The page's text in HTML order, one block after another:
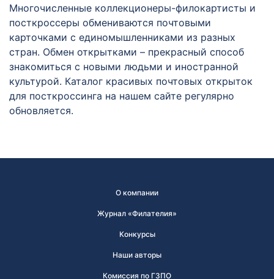
Многочисленные коллекционеры-филокартисты и
посткроссеры обмениваются почтовыми
карточками с единомышленниками из разных
стран. Обмен открытками – прекрасный способ
знакомиться с новыми людьми и иностранной
культурой. Каталог красивых почтовых открыток
для посткроссинга на нашем сайте регулярно
обновляется.
О компании
Журнал «Филателия»
Конкурсы
Наши авторы
Комиссия по ГЗПО